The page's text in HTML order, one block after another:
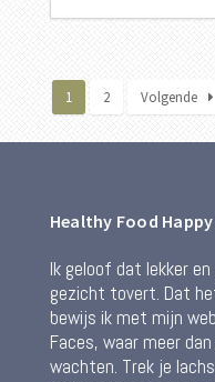
1 2 Volgende
Healthy Food Happy
Ik geloof dat lekker
gezicht tovert. Dat
bewijs ik met mijn
Faces, waar meer
wachten. Trek je